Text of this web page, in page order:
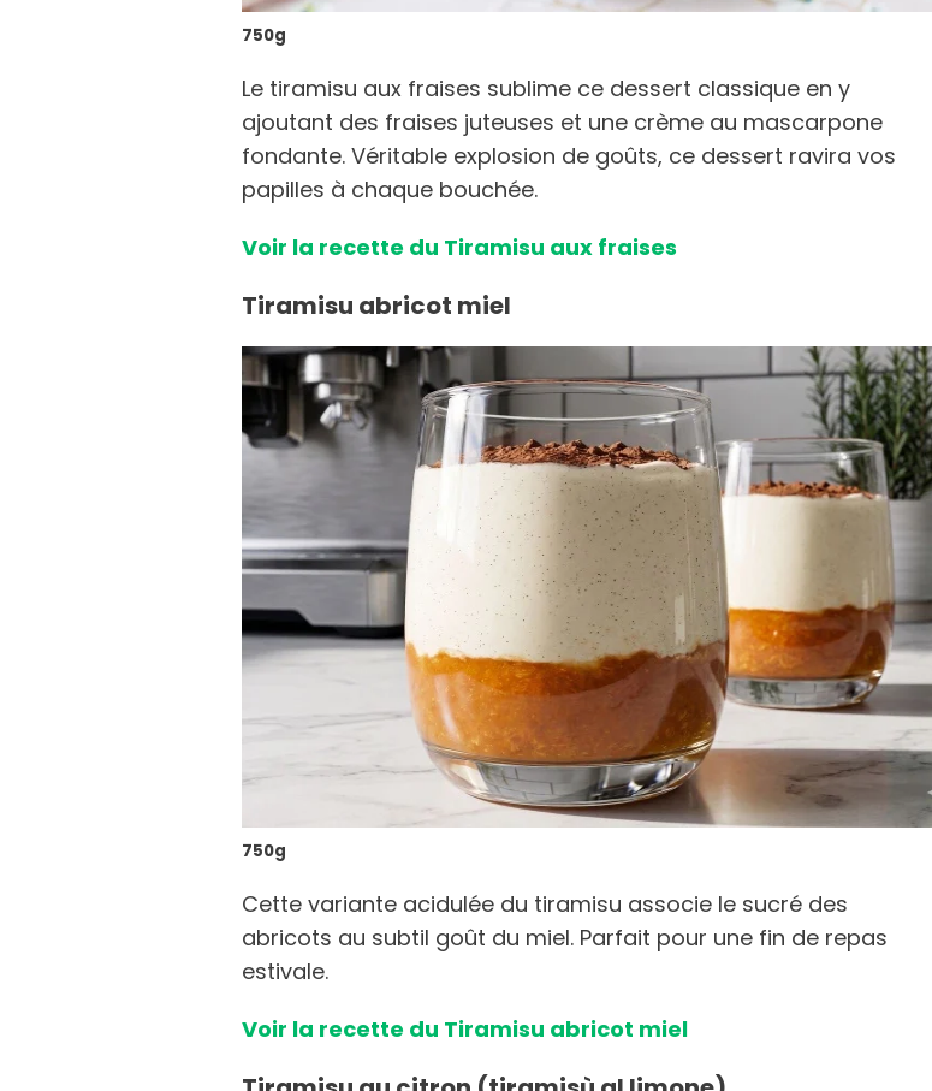
750g
Le tiramisu aux fraises sublime ce dessert classique en y
ajoutant des fraises juteuses et une crème au mascarpone
fondante. Véritable explosion de goûts, ce dessert ravira vos
papilles à chaque bouchée.
Voir la recette du Tiramisu aux fraises
Tiramisu abricot miel
750g
Cette variante acidulée du tiramisu associe le sucré des
abricots au subtil goût du miel. Parfait pour une fin de repas
estivale.
Voir la recette du Tiramisu abricot miel